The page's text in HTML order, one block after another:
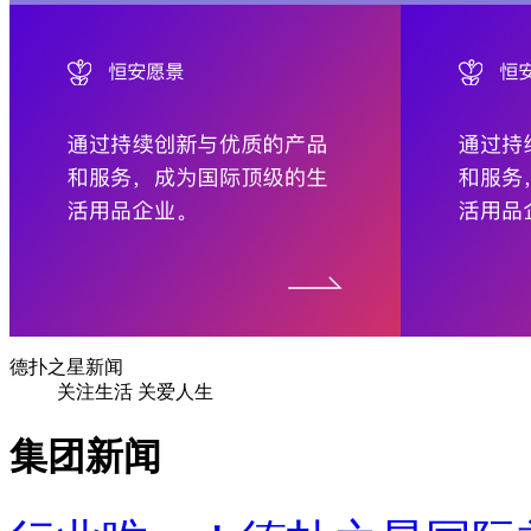
德扑之星新闻
关注生活 关爱人生
集团新闻